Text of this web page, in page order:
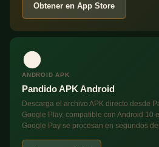
Obtener en App Store
ANDROID APK
Pandido APK Android
Descarga el archivo APK directo desde
Google Play, compatible con Android 10
Google Pay se procesan en segundos